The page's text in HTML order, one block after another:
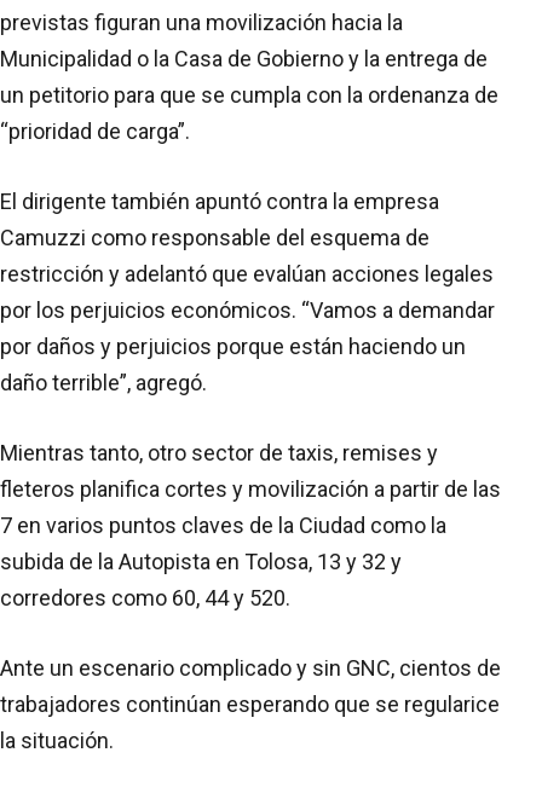
previstas figuran una movilización hacia la
Municipalidad o la Casa de Gobierno y la entrega de
un petitorio para que se cumpla con la ordenanza de
“prioridad de carga”.
El dirigente también apuntó contra la empresa
Camuzzi como responsable del esquema de
restricción y adelantó que evalúan acciones legales
por los perjuicios económicos. “Vamos a demandar
por daños y perjuicios porque están haciendo un
daño terrible”, agregó.
Mientras tanto, otro sector de taxis, remises y
fleteros planifica cortes y movilización a partir de las
7 en varios puntos claves de la Ciudad como la
subida de la Autopista en Tolosa, 13 y 32 y
corredores como 60, 44 y 520.
Ante un escenario complicado y sin GNC, cientos de
trabajadores continúan esperando que se regularice
la situación.